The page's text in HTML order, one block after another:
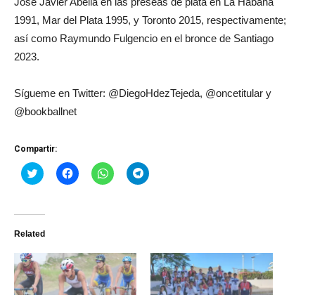
1991, Mar del Plata 1995, y Toronto 2015, respectivamente;
así como Raymundo Fulgencio en el bronce de Santiago
2023.
Sígueme en Twitter: @DiegoHdezTejeda, @oncetitular y
@bookballnet
Compartir:
Haz
clic
Twitter
abre
una
ventana
nueva)
Haz
clic
una
ventana
nueva)
Haz
clic
una
ventana
nueva)
Haz
clic
una
ventana
nueva)
Related